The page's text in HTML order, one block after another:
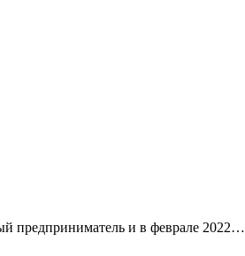
предприниматель и в феврале 2022…